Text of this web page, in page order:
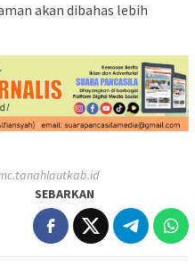
akan dibahas lebih
SEBARKAN